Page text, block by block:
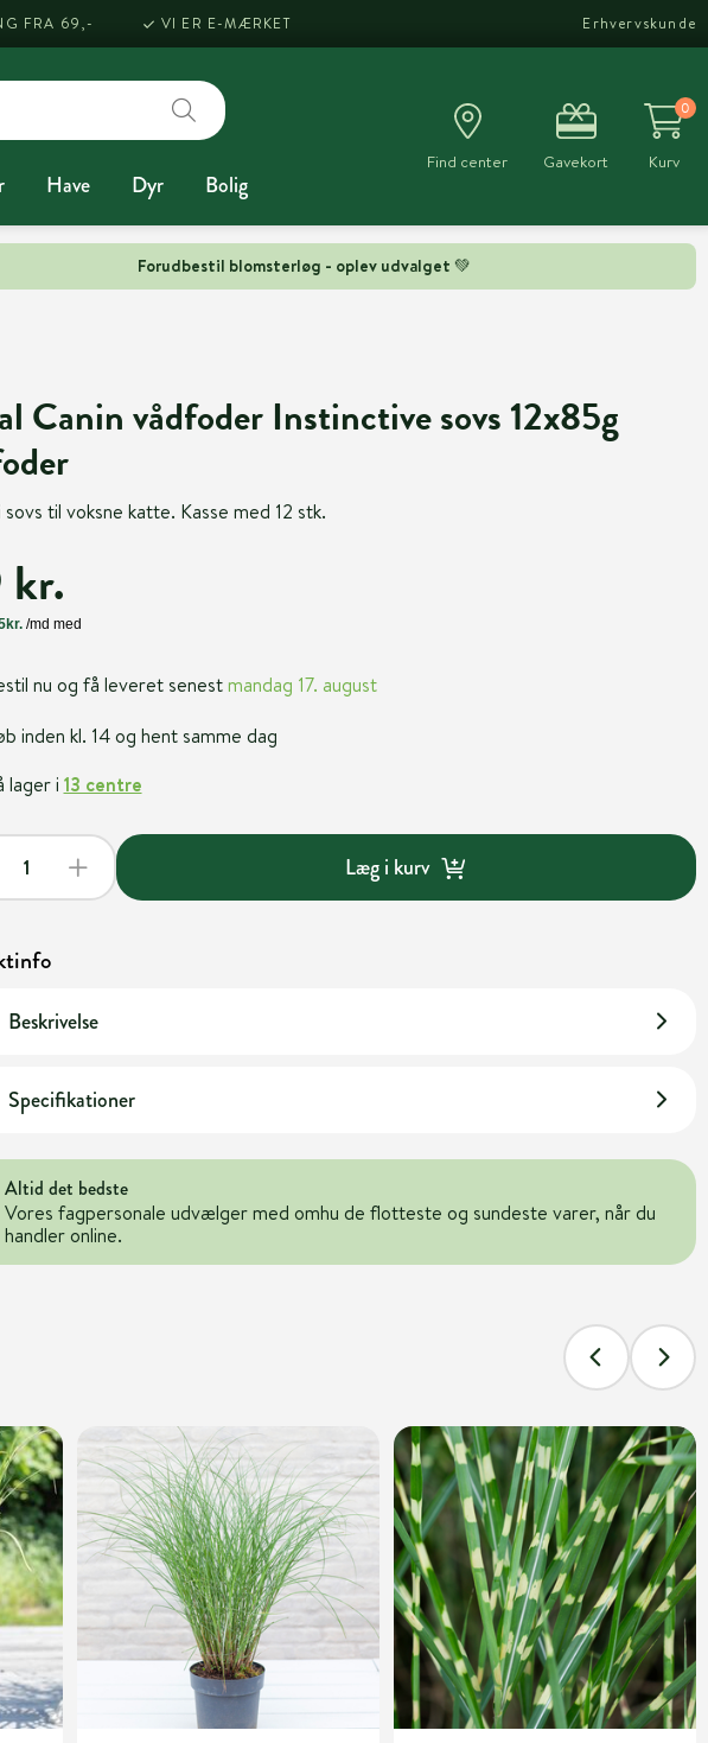
Forudbestil blomsterløg - oplev udvalget 💚
FRA 69,- VI ER E-MÆRKET Erhvervskunde
Have Dyr Bolig
Find center Gavekort
0
Kurv
Canin vådfoder Instinctive sovs 12x85g
til voksne katte. Kasse med 12 stk.
kr.
nu og få leveret senestmandag 17. august
inden kl. 14 og hent samme dag
lager i 13 centre
Læg i kurv
Beskrivelse
Specifikationer
Altid det bedste
Vores fagpersonale udvælger med omhu de flotteste og sundeste varer, når du
handler online.